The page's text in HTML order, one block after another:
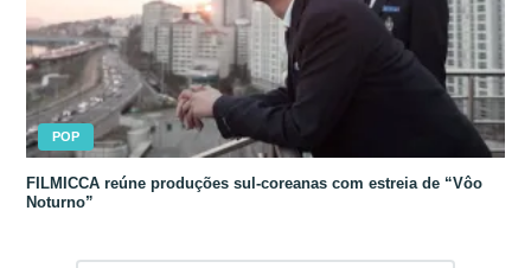
POP
FILMICCA reúne produções sul-coreanas com estreia de “Vôo
Noturno”